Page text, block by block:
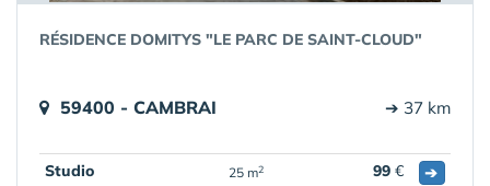
RÉSIDENCE DOMITYS "LE PARC DE SAINT-CLOUD"
59400 - CAMBRAI ➔ 37 km
Studio 25 m2 99 €
➔